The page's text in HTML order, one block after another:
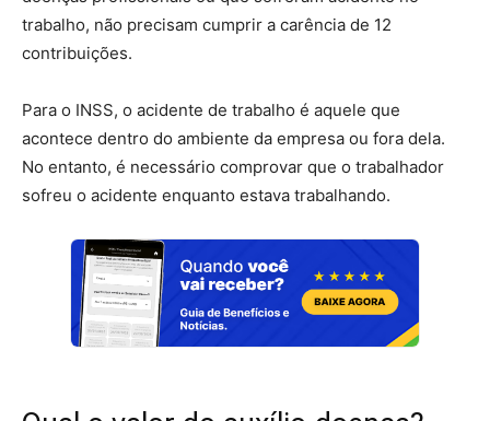
trabalho, não precisam cumprir a carência de 12
contribuições.
Para o INSS, o acidente de trabalho é aquele que
acontece dentro do ambiente da empresa ou fora dela.
No entanto, é necessário comprovar que o trabalhador
sofreu o acidente enquanto estava trabalhando.